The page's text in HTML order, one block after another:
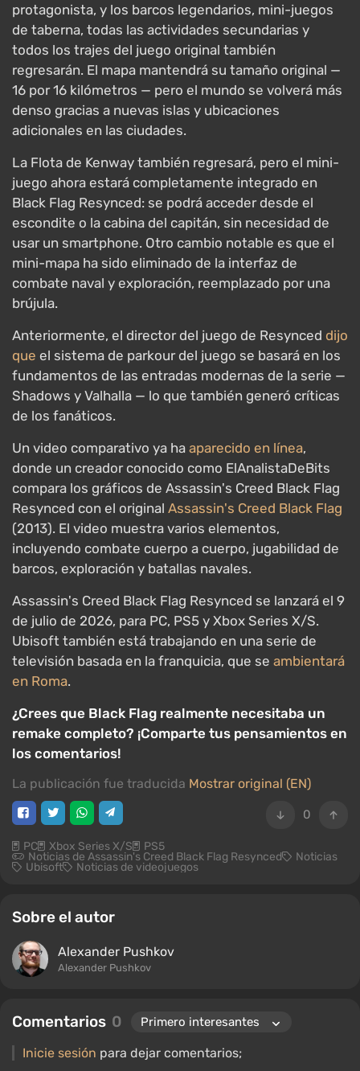
protagonista, y los barcos legendarios, mini-juegos
de taberna, todas las actividades secundarias y
todos los trajes del juego original también
regresarán. El mapa mantendrá su tamaño original —
16 por 16 kilómetros — pero el mundo se volverá más
denso gracias a nuevas islas y ubicaciones
adicionales en las ciudades.
La Flota de Kenway también regresará, pero el mini-
juego ahora estará completamente integrado en
Black Flag Resynced: se podrá acceder desde el
escondite o la cabina del capitán, sin necesidad de
usar un smartphone. Otro cambio notable es que el
mini-mapa ha sido eliminado de la interfaz de
combate naval y exploración, reemplazado por una
brújula.
Anteriormente, el director del juego de Resynced dijo
que el sistema de parkour del juego se basará en los
fundamentos de las entradas modernas de la serie —
Shadows y Valhalla — lo que también generó críticas
de los fanáticos.
Un video comparativo ya ha aparecido en línea,
donde un creador conocido como ElAnalistaDeBits
compara los gráficos de Assassin's Creed Black Flag
Resynced con el original Assassin's Creed Black Flag
(2013). El video muestra varios elementos,
incluyendo combate cuerpo a cuerpo, jugabilidad de
barcos, exploración y batallas navales.
Assassin's Creed Black Flag Resynced se lanzará el 9
de julio de 2026, para PC, PS5 y Xbox Series X/S.
Ubisoft también está trabajando en una serie de
televisión basada en la franquicia, que se ambientará
en Roma.
¿Crees que Black Flag realmente necesitaba un
remake completo? ¡Comparte tus pensamientos en
los comentarios!
La publicación fue traducida Mostrar original (EN)
0
PC Xbox Series X/S PS5
Noticias de Assassin's Creed Black Flag Resynced Noticias
Ubisoft Noticias de videojuegos
Sobre el autor
Alexander Pushkov
Alexander Pushkov
Comentarios 0
Inicie sesión para dejar comentarios;